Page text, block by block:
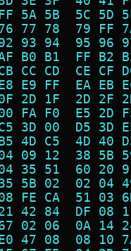
5A 5B  5C
77 78  79
93 94  95
B0 B1  FF
CC CD  CE
E9 FF  EA
2D 1F  2D
FA F0  E5
3D 00  D5
4D C5  4D
09 12  38
35 51  60
5B 02  02
FE CA  51
42 84  DF
02 06  0A
47 08  08